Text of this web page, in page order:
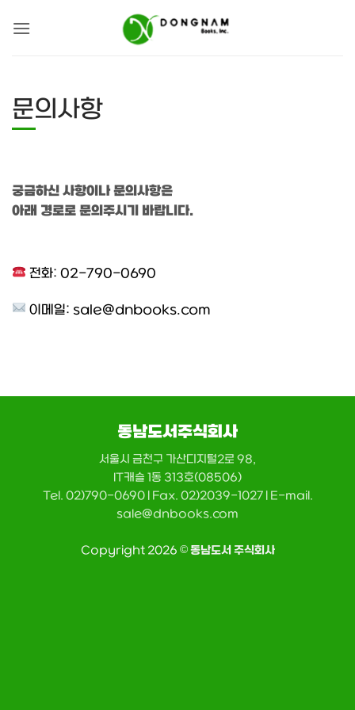
to
문의사항
궁금하신 사항이나 문의사항은
아래 경로로 문의주시기 바랍니다.
전화: 02-790-0690
이메일: sale@dnbooks.com
동남도서주식회사
서울시 금천구 가산디지털2로 98,
IT캐슬 1동 313호(08506)
Tel. 02)790-0690 | Fax. 02)2039-1027 | E-mail.
sale@dnbooks.com
Copyright 2026 ©동남도서 주식회사